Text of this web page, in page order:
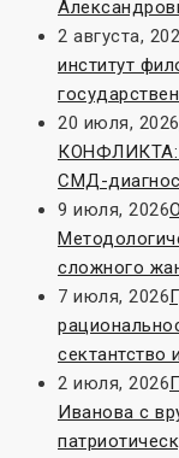
2 августа,
институт
20 июля, 2026
КОНФЛИКТА:
СМД-
9 июля, 2026
сложного
7 июля, 2026
сектантство
2 июля, 2026
Иванова с